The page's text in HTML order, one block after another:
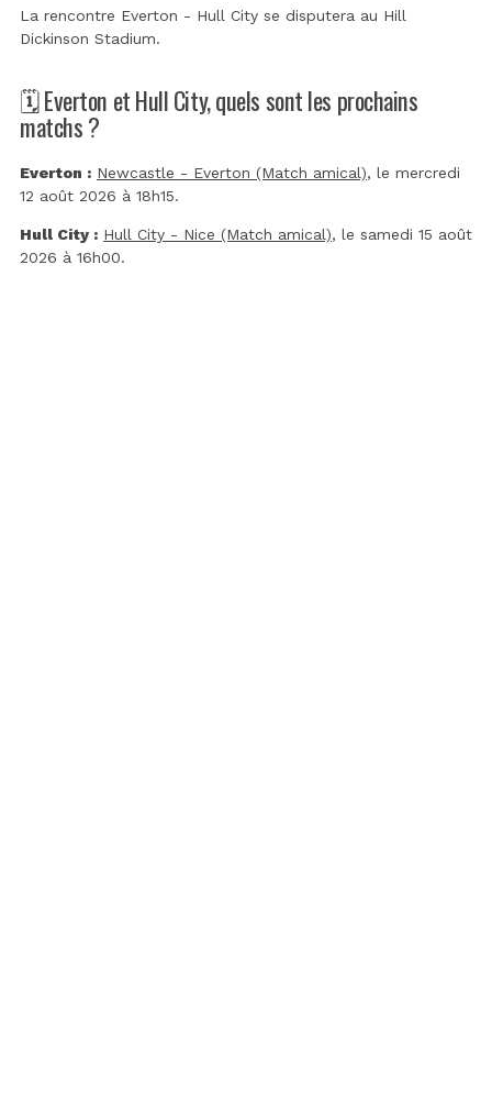
La rencontre Everton - Hull City se disputera au Hill
Dickinson Stadium.
🗓️ Everton et Hull City, quels sont les prochains
matchs ?
Everton : Newcastle - Everton (Match amical), le mercredi
12 août 2026 à 18h15.
Hull City : Hull City - Nice (Match amical), le samedi 15 août
2026 à 16h00.